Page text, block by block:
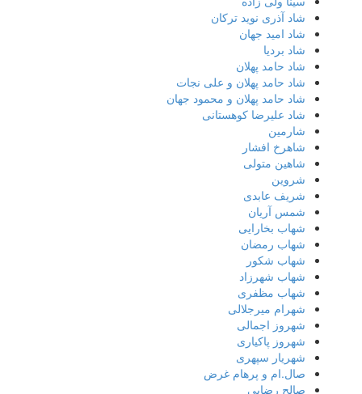
شاد آذری نوید ترکان
شاد امید جهان
شاد بردیا
شاد حامد پهلان
شاد حامد پهلان و علی نجات
شاد حامد پهلان و محمود جهان
شاد علیرضا کوهستانی
شارمین
شاهرخ افشار
شاهین متولی
شروین
شریف عابدی
شمس آریان
شهاب بخارایی
شهاب رمضان
شهاب شکور
شهاب شهرزاد
شهاب مظفری
شهرام میرجلالی
شهروز اجمالی
شهروز پاکیاری
شهریار سپهری
صال.ام و پرهام غرض
صالح رضایی